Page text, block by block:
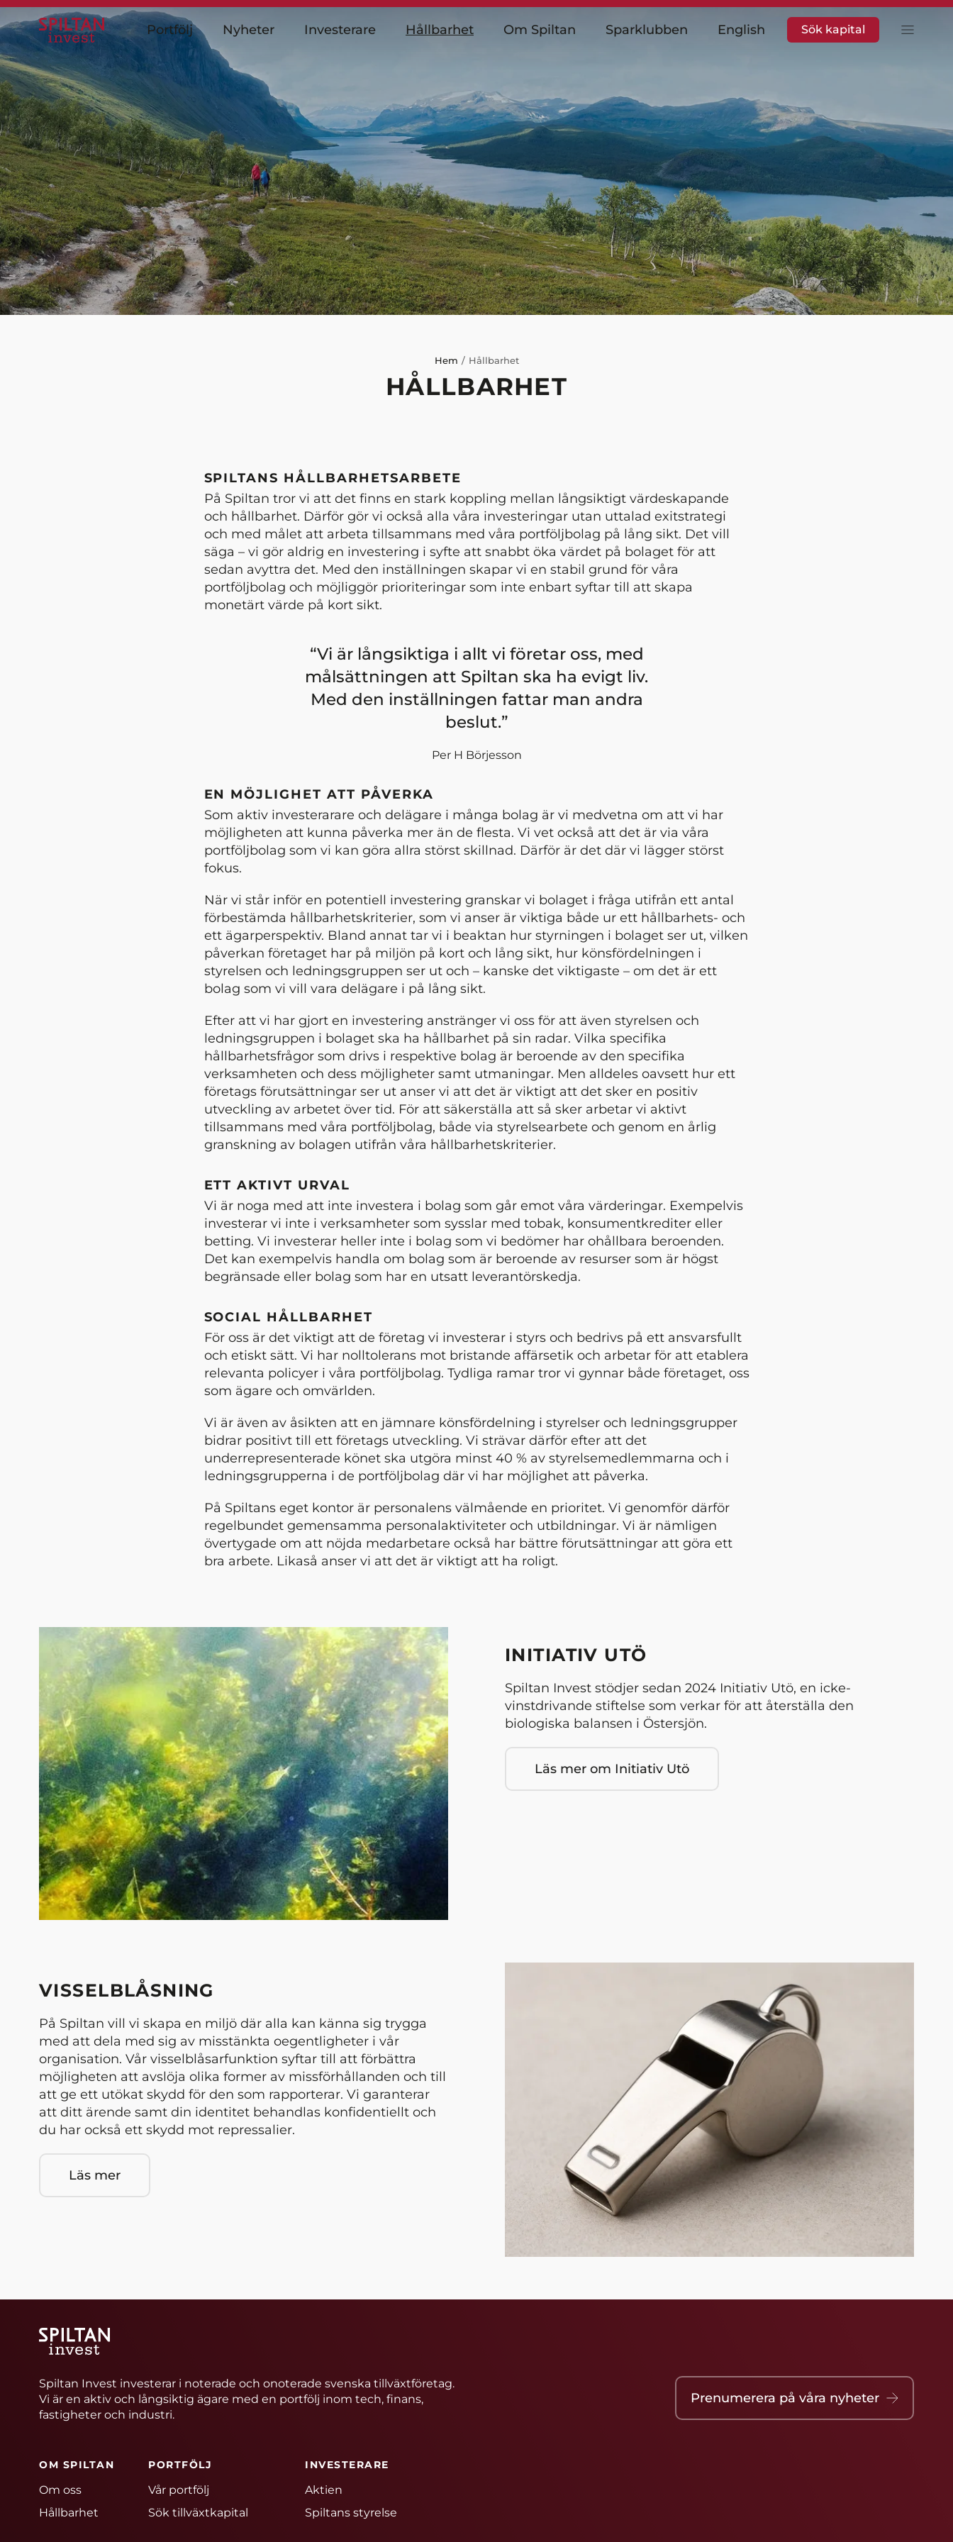
Portfölj Nyheter Investerare Hållbarhet Om Spiltan Sparklubben English Sök kapital
Hem Hållbarhet
HÅLLBARHET
SPILTANS HÅLLBARHETSARBETE
På Spiltan tror vi att det finns en stark koppling mellan långsiktigt värdeskapande
och hållbarhet. Därför gör vi också alla våra investeringar utan uttalad exitstrategi
och med målet att arbeta tillsammans med våra portföljbolag på lång sikt. Det vill
säga – vi gör aldrig en investering i syfte att snabbt öka värdet på bolaget för att
sedan avyttra det. Med den inställningen skapar vi en stabil grund för våra
portföljbolag och möjliggör prioriteringar som inte enbart syftar till att skapa
monetärt värde på kort sikt.
Vi är långsiktiga i allt vi företar oss, med
målsättningen att Spiltan ska ha evigt liv.
Med den inställningen fattar man andra
beslut.
Per H Börjesson
EN MÖJLIGHET ATT PÅVERKA
Som aktiv investerarare och delägare i många bolag är vi medvetna om att vi har
möjligheten att kunna påverka mer än de flesta. Vi vet också att det är via våra
portföljbolag som vi kan göra allra störst skillnad. Därför är det där vi lägger störst
fokus.
När vi står inför en potentiell investering granskar vi bolaget i fråga utifrån ett antal
förbestämda hållbarhetskriterier, som vi anser är viktiga både ur ett hållbarhets- och
ett ägarperspektiv. Bland annat tar vi i beaktan hur styrningen i bolaget ser ut, vilken
påverkan företaget har på miljön på kort och lång sikt, hur könsfördelningen i
styrelsen och ledningsgruppen ser ut och – kanske det viktigaste – om det är ett
bolag som vi vill vara delägare i på lång sikt.
Efter att vi har gjort en investering anstränger vi oss för att även styrelsen och
ledningsgruppen i bolaget ska ha hållbarhet på sin radar. Vilka specifika
hållbarhetsfrågor som drivs i respektive bolag är beroende av den specifika
verksamheten och dess möjligheter samt utmaningar. Men alldeles oavsett hur ett
företags förutsättningar ser ut anser vi att det är viktigt att det sker en positiv
utveckling av arbetet över tid. För att säkerställa att så sker arbetar vi aktivt
tillsammans med våra portföljbolag, både via styrelsearbete och genom en årlig
granskning av bolagen utifrån våra hållbarhetskriterier.
ETT AKTIVT URVAL
Vi är noga med att inte investera i bolag som går emot våra värderingar. Exempelvis
investerar vi inte i verksamheter som sysslar med tobak, konsumentkrediter eller
betting. Vi investerar heller inte i bolag som vi bedömer har ohållbara beroenden.
Det kan exempelvis handla om bolag som är beroende av resurser som är högst
begränsade eller bolag som har en utsatt leverantörskedja.
SOCIAL HÅLLBARHET
För oss är det viktigt att de företag vi investerar i styrs och bedrivs på ett ansvarsfullt
och etiskt sätt. Vi har nolltolerans mot bristande affärsetik och arbetar för att etablera
relevanta policyer i våra portföljbolag. Tydliga ramar tror vi gynnar både företaget, oss
som ägare och omvärlden.
Vi är även av åsikten att en jämnare könsfördelning i styrelser och ledningsgrupper
bidrar positivt till ett företags utveckling. Vi strävar därför efter att det
underrepresenterade könet ska utgöra minst 40 % av styrelsemedlemmarna och i
ledningsgrupperna i de portföljbolag där vi har möjlighet att påverka.
På Spiltans eget kontor är personalens välmående en prioritet. Vi genomför därför
regelbundet gemensamma personalaktiviteter och utbildningar. Vi är nämligen
övertygade om att nöjda medarbetare också har bättre förutsättningar att göra ett
bra arbete. Likaså anser vi att det är viktigt att ha roligt.
INITIATIV UTÖ
Spiltan Invest stödjer sedan 2024 Initiativ Utö, en icke-
vinstdrivande stiftelse som verkar för att återställa den
biologiska balansen i Östersjön.
Läs mer om Initiativ Utö
VISSELBLÅSNING
På Spiltan vill vi skapa en miljö där alla kan känna sig trygga
med att dela med sig av misstänkta oegentligheter i vår
organisation. Vår visselblåsarfunktion syftar till att förbättra
möjligheten att avslöja olika former av missförhållanden och till
att ge ett utökat skydd för den som rapporterar. Vi garanterar
att ditt ärende samt din identitet behandlas konfidentiellt och
du har också ett skydd mot repressalier.
Läs mer
Spiltan Invest investerar i noterade och onoterade svenska tillväxtföretag.
Vi är en aktiv och långsiktig ägare med en portfölj inom tech, finans,
fastigheter och industri.
Prenumerera på våra nyheter
OM SPILTAN
Om oss
Hållbarhet
PORTFÖLJ
Vår portfölj
Sök tillväxtkapital
INVESTERARE
Aktien
Spiltans styrelse